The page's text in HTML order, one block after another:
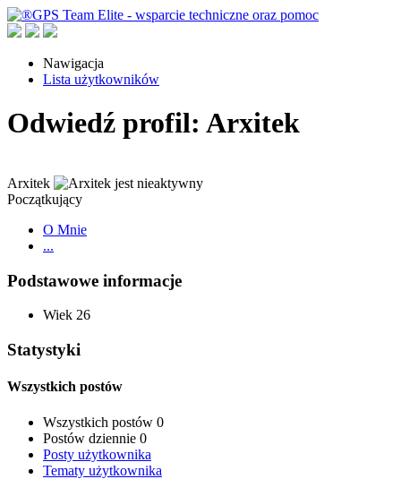
Nawigacja
Lista użytkowników
Odwiedź profil: Arxitek
Arxitek
Początkujący
O Mnie
...
Podstawowe informacje
Wiek 26
Statystyki
Wszystkich postów
Wszystkich postów 0
Postów dziennie 0
Posty użytkownika
Tematy użytkownika